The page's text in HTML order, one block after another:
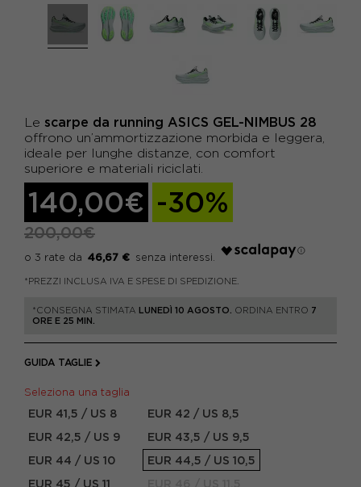
Le scarpe da running ASICS GEL-NIMBUS 28
offrono un’ammortizzazione morbida e leggera,
ideale per lunghe distanze, con comfort
superiore e materiali riciclati.
140,00€ -30%
200,00€
46,67 €
*PREZZI INCLUSA IVA E SPESE DI SPEDIZIONE.
*CONSEGNA STIMATA LUNEDÌ 10 AGOSTO. ORDINA ENTRO 7
ORE E 25 MIN.
GUIDA TAGLIE
Seleziona una taglia
EUR 41,5 / US 8
EUR 42 / US 8,5
EUR 42,5 / US 9
EUR 43,5 / US 9,5
EUR 44 / US 10
EUR 44,5 / US 10,5
EUR 45 / US 11